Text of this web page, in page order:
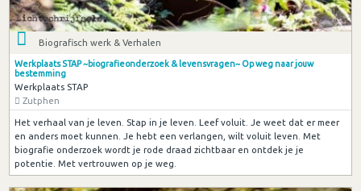
Biografisch werk & Verhalen
Werkplaats STAP ~biografieonderzoek & levensvragen~ Op weg naar jouw
bestemming
Werkplaats STAP
Zutphen
Het verhaal van je leven. Stap in je leven. Leef voluit. Je weet dat er meer
en anders moet kunnen. Je hebt een verlangen, wilt voluit leven. Met
biografie onderzoek wordt je rode draad zichtbaar en ontdek je je
potentie. Met vertrouwen op je weg.